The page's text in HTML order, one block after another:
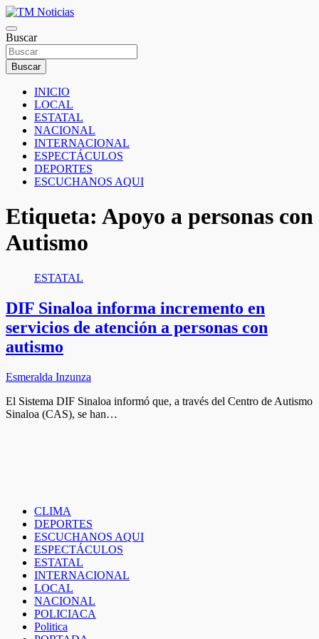
Saltar
al
contenido
TM Noticias
TM Noticias
Buscar
Buscar
INICIO
LOCAL
ESTATAL
NACIONAL
INTERNACIONAL
ESPECTÁCULOS
DEPORTES
ESCUCHANOS AQUI
Etiqueta: Apoyo a personas con
Autismo
ESTATAL
DIF Sinaloa informa incremento en
servicios de atención a personas con
autismo
Esmeralda Inzunza
El Sistema DIF Sinaloa informó que, a través del Centro de Autismo
Sinaloa (CAS), se han…
CLIMA
DEPORTES
ESCUCHANOS AQUI
ESPECTÁCULOS
ESTATAL
INTERNACIONAL
LOCAL
NACIONAL
POLICIACA
Politica